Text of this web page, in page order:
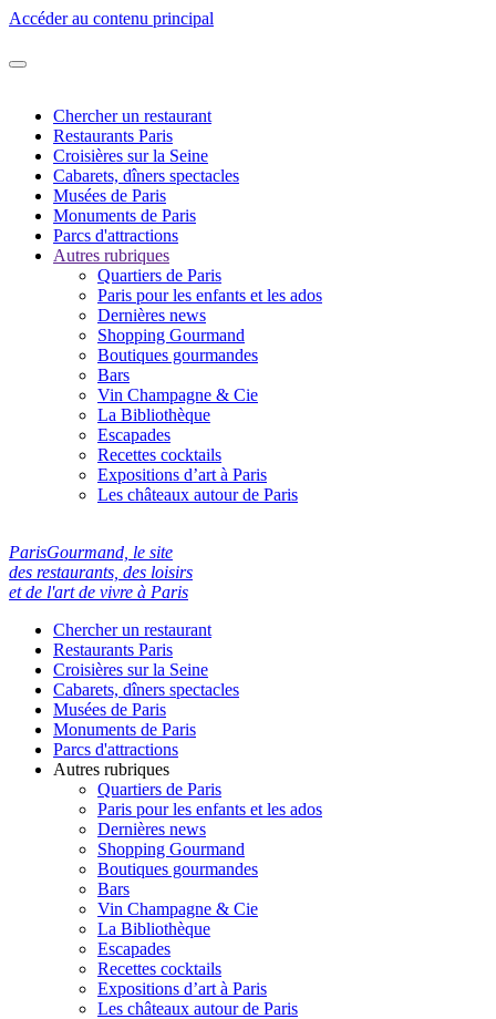
Accéder au contenu principal
Chercher un restaurant
Restaurants Paris
Croisières sur la Seine
Cabarets, dîners spectacles
Musées de Paris
Monuments de Paris
Parcs d'attractions
Autres rubriques
Quartiers de Paris
Paris pour les enfants et les ados
Dernières news
Shopping Gourmand
Boutiques gourmandes
Bars
Vin Champagne & Cie
La Bibliothèque
Escapades
Recettes cocktails
Expositions d’art à Paris
Les châteaux autour de Paris
ParisGourmand, le site
des restaurants, des loisirs
et de l'art de vivre à Paris
Chercher un restaurant
Restaurants Paris
Croisières sur la Seine
Cabarets, dîners spectacles
Musées de Paris
Monuments de Paris
Parcs d'attractions
Autres rubriques
Quartiers de Paris
Paris pour les enfants et les ados
Dernières news
Shopping Gourmand
Boutiques gourmandes
Bars
Vin Champagne & Cie
La Bibliothèque
Escapades
Recettes cocktails
Expositions d’art à Paris
Les châteaux autour de Paris